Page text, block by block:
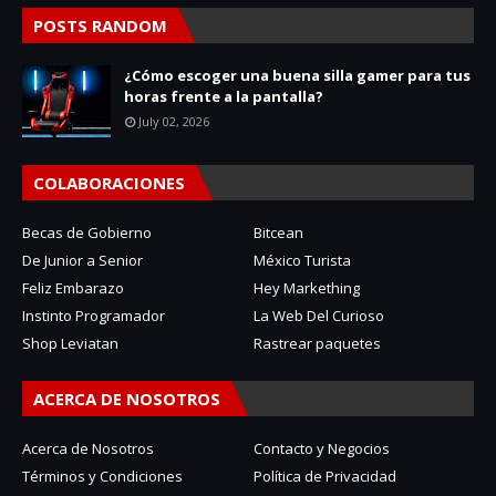
POSTS RANDOM
¿Cómo escoger una buena silla gamer para tus
horas frente a la pantalla?
July 02, 2026
COLABORACIONES
Becas de Gobierno
Bitcean
De Junior a Senior
México Turista
Feliz Embarazo
Hey Markething
Instinto Programador
La Web Del Curioso
Shop Leviatan
Rastrear paquetes
ACERCA DE NOSOTROS
Acerca de Nosotros
Contacto y Negocios
Términos y Condiciones
Política de Privacidad